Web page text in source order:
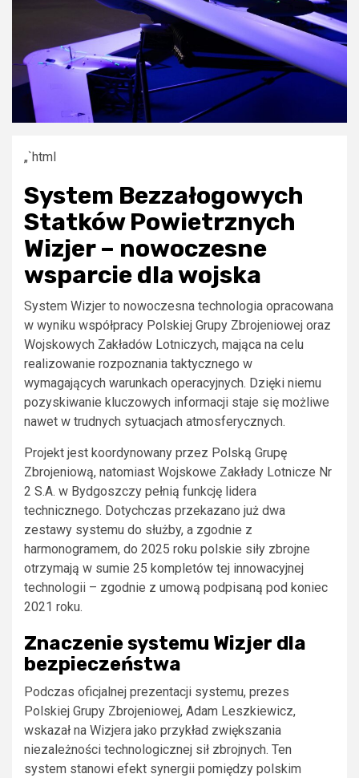
„`html
System Bezzałogowych
Statków Powietrznych
Wizjer – nowoczesne
wsparcie dla wojska
System Wizjer to nowoczesna technologia opracowana
w wyniku współpracy Polskiej Grupy Zbrojeniowej oraz
Wojskowych Zakładów Lotniczych, mająca na celu
realizowanie rozpoznania taktycznego w
wymagających warunkach operacyjnych. Dzięki niemu
pozyskiwanie kluczowych informacji staje się możliwe
nawet w trudnych sytuacjach atmosferycznych.
Projekt jest koordynowany przez Polską Grupę
Zbrojeniową, natomiast Wojskowe Zakłady Lotnicze Nr
2 S.A. w Bydgoszczy pełnią funkcję lidera
technicznego. Dotychczas przekazano już dwa
zestawy systemu do służby, a zgodnie z
harmonogramem, do 2025 roku polskie siły zbrojne
otrzymają w sumie 25 kompletów tej innowacyjnej
technologii – zgodnie z umową podpisaną pod koniec
2021 roku.
Znaczenie systemu Wizjer dla
bezpieczeństwa
Podczas oficjalnej prezentacji systemu, prezes
Polskiej Grupy Zbrojeniowej, Adam Leszkiewicz,
wskazał na Wizjera jako przykład zwiększania
niezależności technologicznej sił zbrojnych. Ten
system stanowi efekt synergii pomiędzy polskim